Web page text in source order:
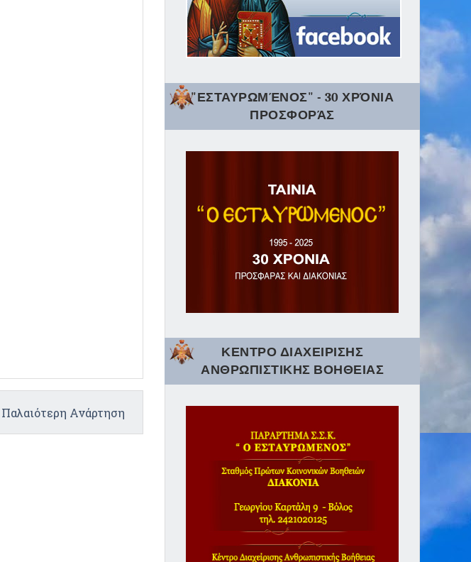
Παλαιότερη Ανάρτηση
"ΕΣΤΑΥΡΩΜΈΝΟΣ" - 30 ΧΡΌΝΙΑ
ΠΡΟΣΦΟΡΆΣ
ΚΕΝΤΡΟ ΔΙΑΧΕΙΡΙΣΗΣ
ΑΝΘΡΩΠΙΣΤΙΚΗΣ ΒΟΗΘΕΙΑΣ